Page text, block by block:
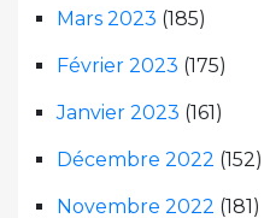
Mars 2023 (185)
Février 2023 (175)
Janvier 2023 (161)
Décembre 2022 (152)
Novembre 2022 (181)